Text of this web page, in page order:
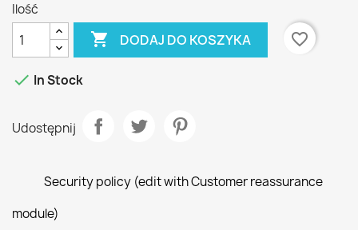
Ilość
 DODAJ DO KOSZYKA favorite_border
 In Stock
Udostępnij
Security policy (edit with Customer reassurance
module)